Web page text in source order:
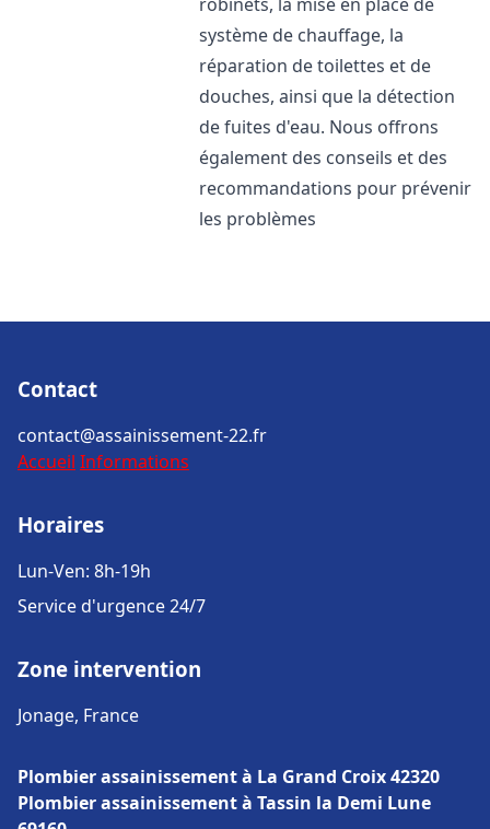
système de chauffage, la
réparation de toilettes et de
douches, ainsi que la détection
de fuites d'eau. Nous offrons
également des conseils et des
recommandations pour prévenir
les problèmes
Contact
contact@assainissement-22.fr
Accueil Informations
Horaires
Lun-Ven: 8h-19h
Service d'urgence 24/7
Zone intervention
Jonage, France
Plombier assainissement à La Grand Croix 42320
Plombier assainissement à Tassin la Demi Lune